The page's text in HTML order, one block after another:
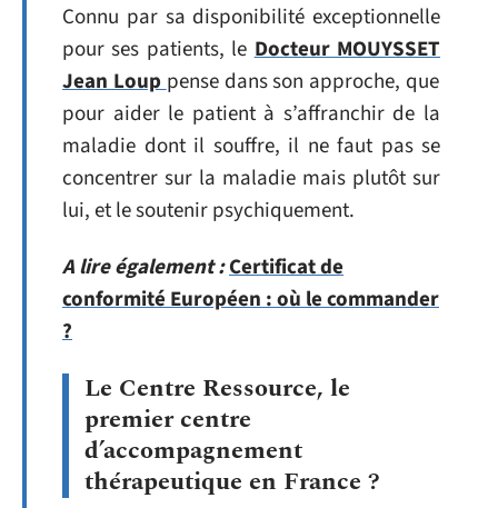
Connu par sa disponibilité exceptionnelle
pour ses patients, leDocteurMOUYSSET
Jean Louppense dans son approche, que
pour aider le patient à s’affranchir de la
maladie dont il souffre, il ne faut pas se
concentrer sur la maladie mais plutôt sur
lui, et le soutenir psychiquement.
A lire également :Certificat de
conformité Européen : où le commander
?
Le Centre Ressource, le
premier centre
d’accompagnement
thérapeutique en France ?